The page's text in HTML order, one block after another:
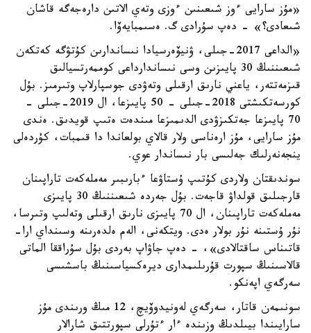
«مۇز سارايى ءوز شىعىنىن ءوزى وتەي الاتىن دارەجەگە قاشان
شىعادى؟» - دەپ سۇرادى گ. ەسىمبايەۆا.
«الداعى 2017-جىلى، ۋنيۆەرسيادا نىساندارىن كۇتۋگە كەتكەن
شىعىننىڭ 30 پايىزىن وسى نىساندارداعى كوممەرتسيالىق
قىزمەتتەر، ياعني نارىق ارقىلى وتەۋدى جوسپارلاپ وتىرمىز. بۇل
كورسەتكىشتى 2018-جىلى - 50 پايىزعا، ال 2019-جىلى -
70 پايىزعا جەتكىزۋدى الدىمىزعا مىندەت ەتىپ قويدىق. ەندى
مۇز سارايى، مۇز ارەناسى ولار قالاي بولعاندا دا قىمبات، كۇردەلى
ينجەنەرلىك جەلىسى بار نىساندار عوي.
سوندىقتان ولاردى كۇتىپ ۇستاۋعا ءبارىبىر مەملەكەت تاراپىنان
قارجىلىق قولداۋ قاجەت. بۇل جەردە شىعىننىڭ 30 پايىزى
مەملەكەت تاراپىنان، ال 70 پايىزى نارىق ارقىلى وتەلىپ وتىرسا،
نۇر ۇستىنە نۇر بولار ەدى. ويتكەنى، الەم ەلدەرىنە وسىنداي ارا-
قاتىناس ساقتالادى»، - دەپ جاۋاپ بەردى بۇل سۇراققا الماتى
قالاسىنىڭ سپورت قۇرىلىمدارى ديرەكسياسىنىڭ باسشىسى
سەرگەي اپەنكو.
سونىمەن قاتار، سەرگەي لەونيدوۆيچ، 12 مىڭ ورىندى مۇز
سارايىندا بيىلدىڭ وزىندە ءار ءتۇرلى سپورتتىق شارالار